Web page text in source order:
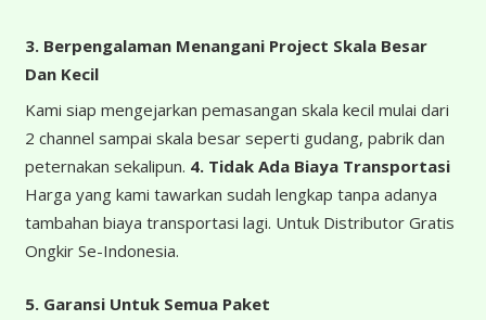
3. Berpengalaman Menangani Project Skala Besar
Dan Kecil
Kami siap mengejarkan pemasangan skala kecil mulai dari
2 channel sampai skala besar seperti gudang, pabrik dan
peternakan sekalipun. 4. Tidak Ada Biaya Transportasi
Harga yang kami tawarkan sudah lengkap tanpa adanya
tambahan biaya transportasi lagi. Untuk Distributor Gratis
Ongkir Se-Indonesia.
5. Garansi Untuk Semua Paket